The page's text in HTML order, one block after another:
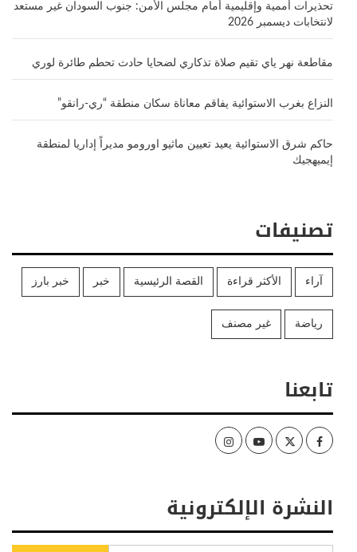
تحذيرات أممية وإقليمية أمام مجلس الأمن: جنوب السودان غير مستعد
لانتخابات ديسمبر 2026
مقاطعة نهر ياي تقيم صلاة تذكاري لضحايا حادث تحطم طائرة لوري
النزاع بغرب الاستوائية يفاقم معاناة سكان منطقة “ري-رانقو”
حاكم شرق الاستوائية يعيد تعيين ماثيو اورومو مديراً إداريا لمنطقة
إيميهجيك
تصنيفات
آراء الأكثر قراءة القصة الرئيسية خبر خبر بارز
رياضة غير مصنف
تابعنا
Facebook
Twitter
Youtube
Instagram
النشرة الإلكترونية